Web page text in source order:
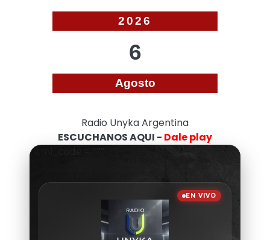
2026
6
Agosto
Radio Unyka Argentina
ESCUCHANOS AQUI - Dale play